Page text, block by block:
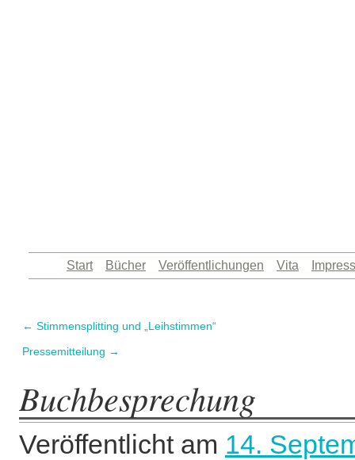
Start Bücher Veröffentlichungen Vita
← Stimmensplitting und „Leihstimmen“
Pressemitteilung →
Buchbesprechung
Veröffentlicht am 14.